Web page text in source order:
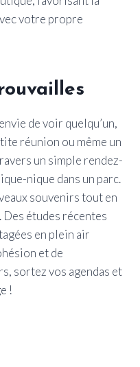
votre propre
de voir quelqu’un,
réunion ou même un
un simple rendez-
nique dans un parc.
souvenirs tout en
études récentes
en plein air
et de
sortez vos agendas et
!